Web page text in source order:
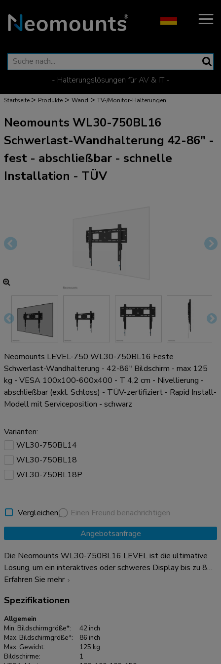
- Halterungslösungen für AV & IT -
Startseite > Produkte > Wand > TV-/Monitor-Halterungen
Neomounts WL30-750BL16
Schwerlast-Wandhalterung 42-86" -
fest - abschließbar - schnelle
Installation - TÜV
Neomounts LEVEL-750 WL30-750BL16 Feste
Schwerlast-Wandhalterung - 42-86" Bildschirm - max 125
kg - VESA 100x100-600x400 - T 4,2 cm - Nivellierung -
abschließbar (exkl. Schloss) - TÜV-zertifiziert - Rapid Install-
Modell mit Serviceposition - schwarz
Varianten:
WL30-750BL14
WL30-750BL18
WL30-750BL18P
Vergleichen
Einen Freund benachrichtigen
Angebotsanfrage
Die Neomounts WL30-750BL16 LEVEL ist die ultimative
Lösung, um ein interaktives oder schweres Display bis zu 86"
mit einer maximalen Tragkraft von 125 kg zuverlässig zu
eine hochprofilierte Wandplatte, ist für optimale Stabilität
und Präzision ausgelegt und garantiert eine sichere
Befestigung des Displays auch auf unebenen Wandflächen.
Die Wandhalterung wurde speziell für die solideste und
stabilste Touchscreen-Erfahrung entwickelt. Die Halterungen
Erfahren Sie mehr
Spezifikationen
Allgemein
Min. Bildschirmgröße*:
42 inch
Max. Bildschirmgröße*:
86 inch
Max. Gewicht:
125 kg
Bildschirme:
1